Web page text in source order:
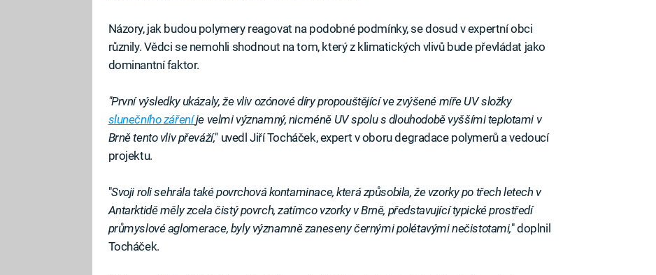
Názory, jak budou polymery reagovat na podobné podmínky, se dosud v expertní obci
různily. Vědci se nemohli shodnout na tom, který z klimatických vlivů bude převládat jako
dominantní faktor.
"První výsledky ukázaly, že vliv ozónové díry propouštějící ve zvýšené míře UV složky
slunečního zářeníje velmi významný, nicméně UV spolu s dlouhodobě vyššími teplotami v
Brně tento vliv převáží," uvedl Jiří Tocháček, expert v oboru degradace polymerů a vedoucí
projektu.
"Svoji roli sehrála také povrchová kontaminace, která způsobila, že vzorky po třech letech v
Antarktidě měly zcela čistý povrch, zatímco vzorky v Brně, představující typické prostředí
průmyslové aglomerace, byly významně zaneseny černými polétavými nečistotami," doplnil
Tocháček.